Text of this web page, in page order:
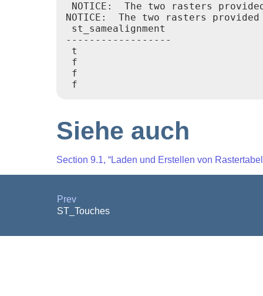
NOTICE:  The two rasters
NOTICE:  The two rasters
st_samealignment
------------------
t
f
f
Siehe auch
Section 9.1, “Laden und Erstellen von
Prev
ST_Touches